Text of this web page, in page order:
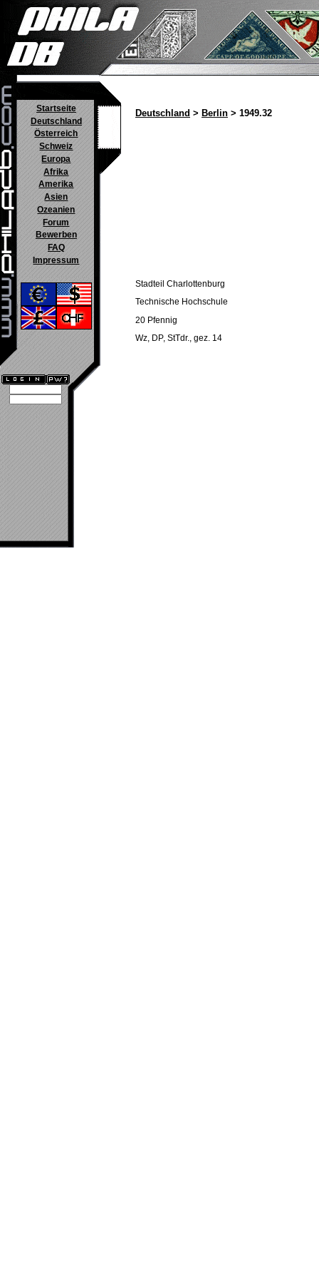
Startseite
Deutschland
Österreich
Schweiz
Europa
Afrika
Amerika
Asien
Ozeanien
Forum
Bewerben
FAQ
Impressum
Deutschland > Berlin > 1949.32
Stadteil Charlottenburg
Technische Hochschule
20 Pfennig
Wz, DP, StTdr., gez. 14